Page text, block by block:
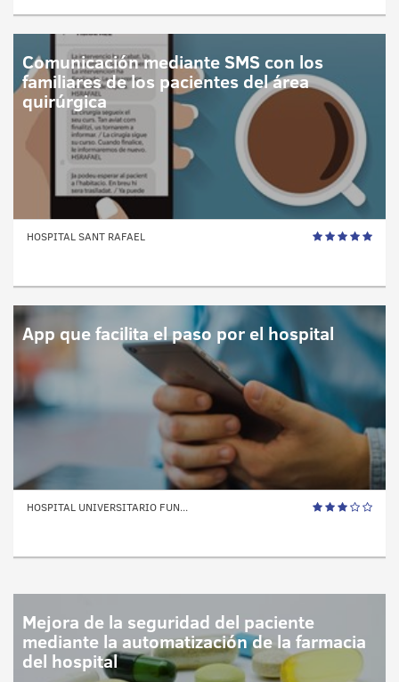
Comunicación mediante SMS con los
familiares de los pacientes del área
quirúrgica
HOSPITAL SANT RAFAEL
App que facilita el paso por el hospital
HOSPITAL UNIVERSITARIO FUN...
Mejora de la seguridad del paciente
mediante la automatización de la farmacia
del hospital